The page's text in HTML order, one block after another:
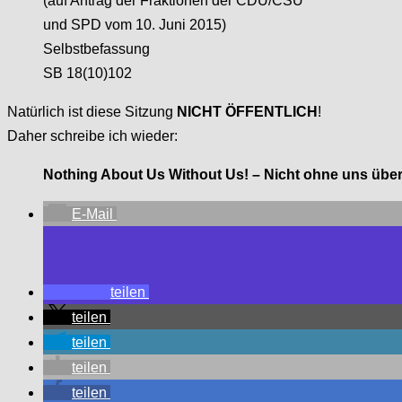
und SPD vom 10. Juni 2015)
Selbstbefassung
SB 18(10)102
Natürlich ist diese Sitzung NICHT ÖFFENTLICH !
Daher schreibe ich wieder:
Nothing About Us Without Us! – Nicht ohne uns
E-Mail
teilen
teilen
teilen
teilen
teilen